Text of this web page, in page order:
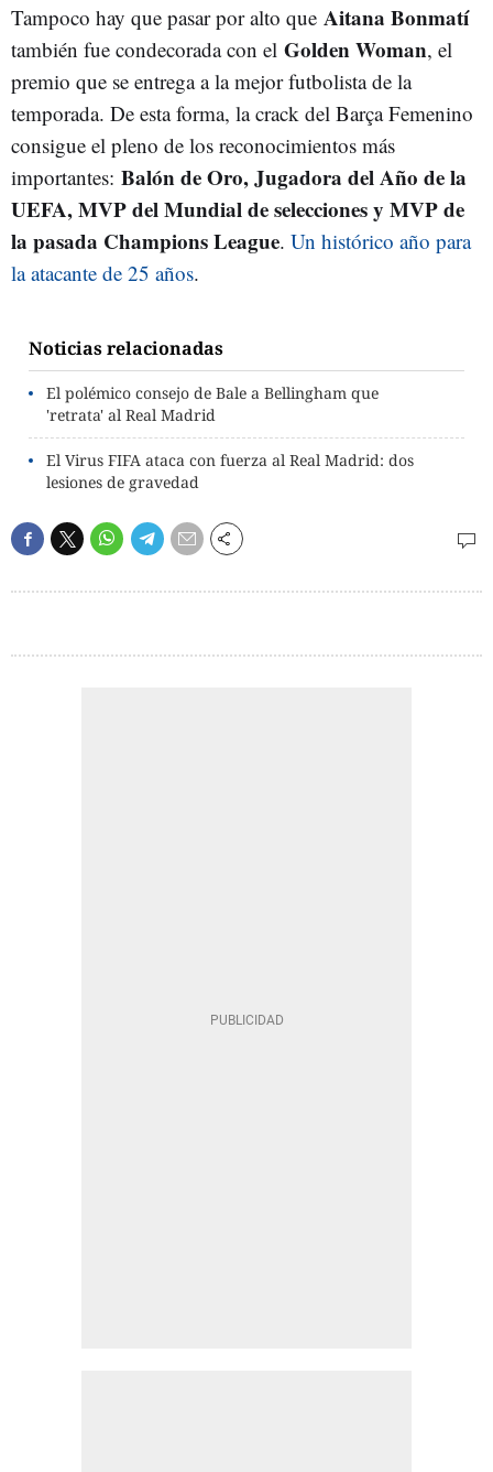
Tampoco hay que pasar por alto que Aitana Bonmatí
también fue condecorada con el Golden Woman, el
premio que se entrega a la mejor futbolista de la
temporada. De esta forma, la crack del Barça Femenino
consigue el pleno de los reconocimientos más
importantes: Balón de Oro, Jugadora del Año de la
UEFA, MVP del Mundial de selecciones y MVP de
la pasada Champions League. Un histórico año para
la atacante de 25 años.
Noticias relacionadas
El polémico consejo de Bale a Bellingham que
'retrata' al Real Madrid
El Virus FIFA ataca con fuerza al Real Madrid: dos
lesiones de gravedad